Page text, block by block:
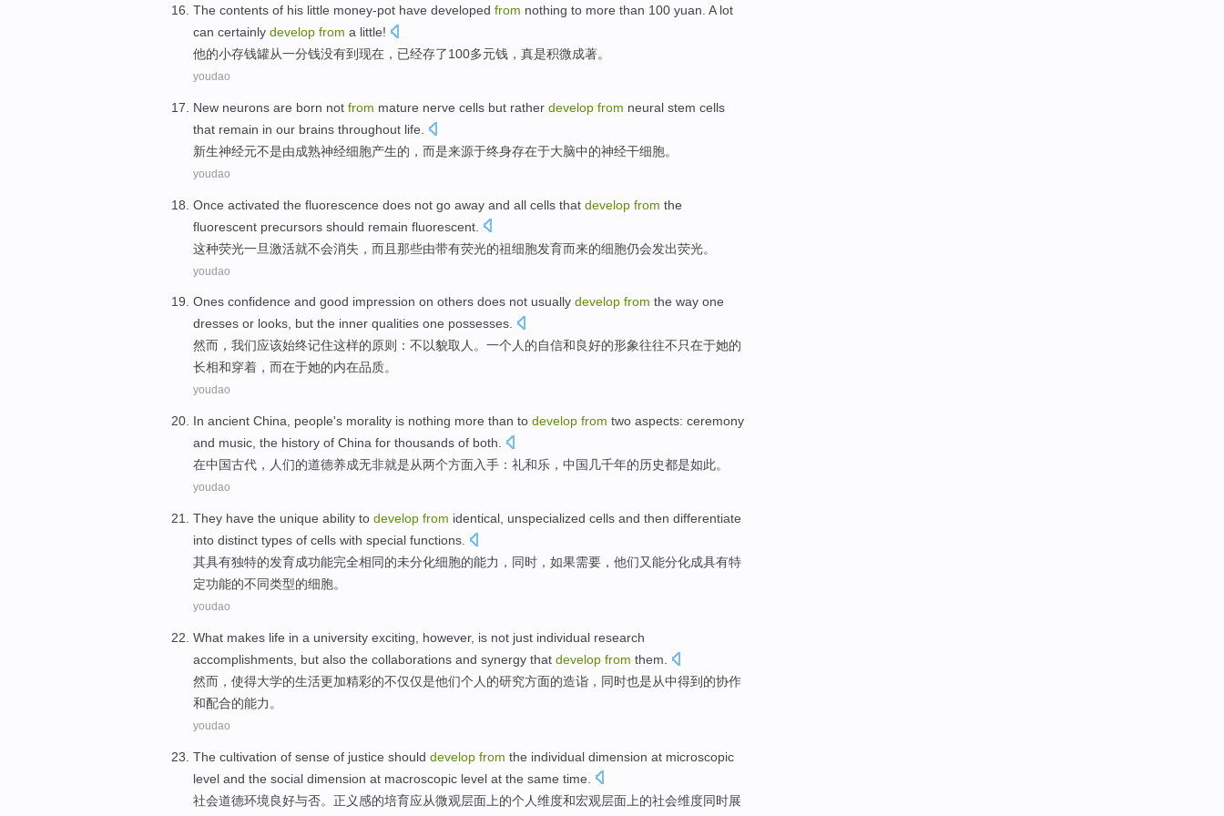
The contents of his little money-pot have developed from nothing to more than 100 yuan Alot
can certainly develop from a little!
他的小存钱罐从一分钱没有到现在， 已经存了100多元钱， 真是积微成著。
youdao
New neurons are born not from mature nerve cells but rather develop from neural stem cells
that remain in our brains throughout life.
新生神经元不是由成熟神经细胞产生的， 而是来源于终身存在于大脑中的神经干细胞。
youdao
Once activated the fluorescence does not go away and all cells that develop from the
fluorescent precursors should remain fluorescent.
这种荧光一旦激活就不会消失 ， 而且那些由带有荧光的祖细胞发育而来的细胞仍会发出荧光。
youdao
Ones confidence and good impression on others does not usually develop from the way one
dresses or looks, but the inner qualities one possesses.
然而，我们应该始终记住这样的原则： 不以貌取人。 一个人的自信和良好的形象往往不只在于她的
长相和穿着 ， 而在于她的内在品质。
youdao
In ancient China people's morality is nothing more than to develop from two aspects: ceremony
and music, the history of China for thousands of both
在中国古代 ， 人们的道德养成无非就是从两个方面入手 ： 礼和乐，中国 几千年的历史都是如此。
youdao
They have the unique ability to develop from identical unspecialized cells and then differentiate
into distinct types of cells with special functions
其具有独特的发育成功能完全相同的未分化细胞的能力 ，同时，如果需要， 他们又能分化成具有特
定功能的不同类型的细胞。
youdao
What makes life in a university exciting however, is not just individual research
accomplishments but also the collaborations and synergy that develop from them
然而 ， 使得大学的生活更加精彩的不仅仅是他们个人 的研究方面的造诣 ，同时也是从中得到的协作
和配合的能力。
youdao
The cultivation of sense of justice should develop from the individual dimension at microscopic
level and the social dimension at macroscopic level at the same time.
社会道德环境良好与否。 正义感的培育应从微观层面 上的个人维度和宏观层面上的社会维度同时展